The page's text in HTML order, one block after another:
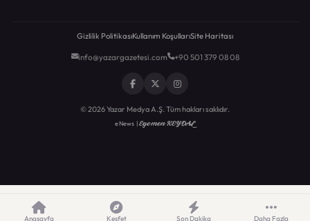
Gizlilik PolitikasıKullanım KoşullarıSite Haritası
info@yazargazetesi.com +90 501 379 08 08
© 2026 Yazar Medya A.Ş. Tüm hakları saklıdır.
eNews |Egemen KEYDAL
Anasayfa Keşfet Son Dakika Daha Fazla